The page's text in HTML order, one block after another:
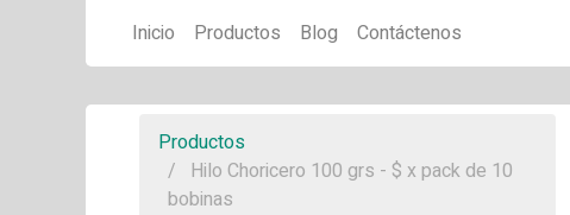
Inicio Productos Blog Contáctenos
Productos
Hilo Choricero 100 grs - $ x pack de 10
bobinas